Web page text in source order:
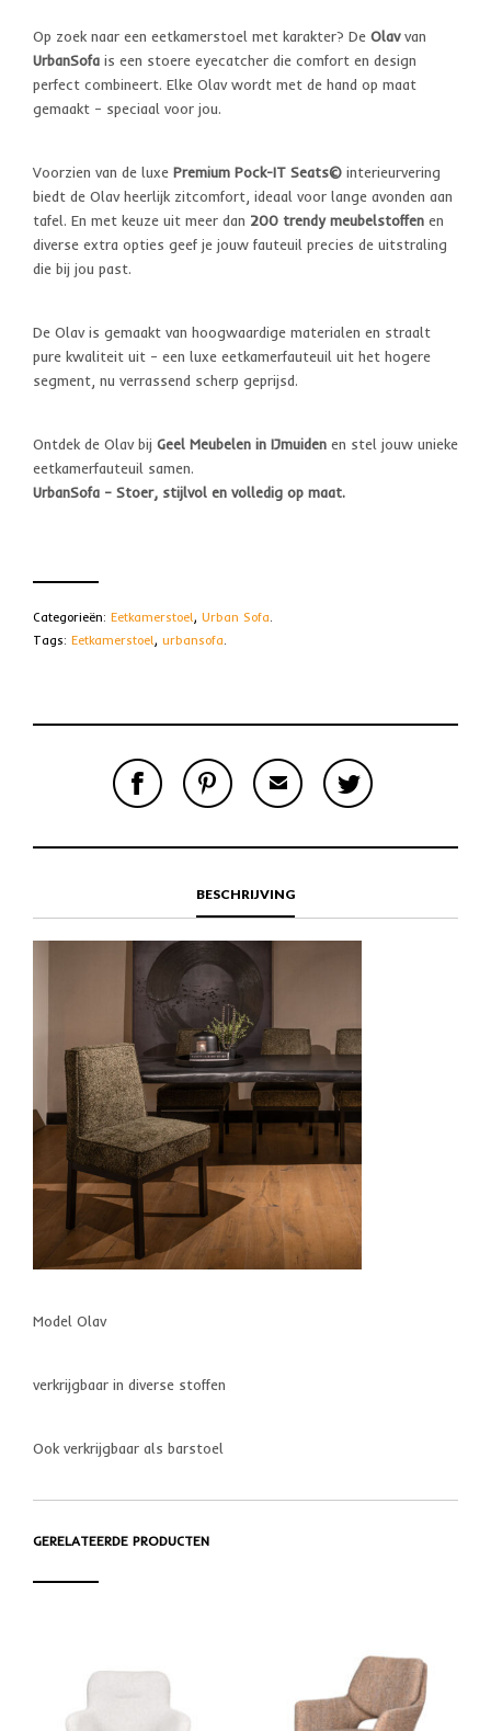
Op zoek naar een eetkamerstoel met karakter? De Olavvan
UrbanSofa is een stoere eyecatcher die comfort en design
perfect combineert. Elke Olav wordt met de hand op maat
gemaakt – speciaal voor jou.
Voorzien van de luxe Premium Pock-IT Seats© interieurvering
biedt de Olav heerlijk zitcomfort, ideaal voor lange avonden aan
tafel. En met keuze uit meer dan 200 trendy meubelstoffen en
diverse extra opties geef je jouw fauteuil precies de uitstraling
die bij jou past.
De Olav is gemaakt van hoogwaardige materialen en straalt
pure kwaliteit uit – een luxe eetkamerfauteuil uit het hogere
segment, nu verrassend scherp geprijsd.
Ontdek de Olav bij Geel Meubelen in IJmuiden en stel jouw unieke
eetkamerfauteuil samen.
UrbanSofa – Stoer, stijlvol en volledig op maat.
Categorieën: Eetkamerstoel, Urban Sofa.
Tags: Eetkamerstoel, urbansofa.
S
H
O
B
O
K
P
I
T
E
E
M
A
D
T
BESCHRIJVING
Model Olav
verkrijgbaar in diverse stoffen
Ook verkrijgbaar als barstoel
GERELATEERDE PRODUCTEN